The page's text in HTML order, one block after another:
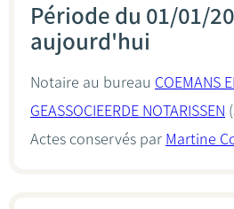
Période du 01/01/
aujourd'hui
Notaire au bureau COEMANS
GEASSOCIEERDE NOTARISSEN
Actes conservés par Martine